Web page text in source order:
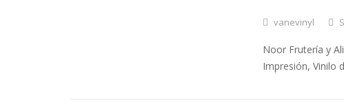
vanevinyl
Noor Frutería y
Impresión, Vinilo